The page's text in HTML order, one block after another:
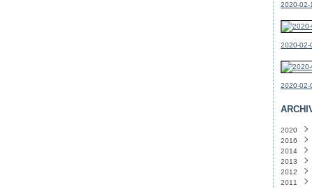
2020-02-
2020-02-
2020-02-
2020
Février
2016
Mars
Février
2014
2013
Août
2012
2011